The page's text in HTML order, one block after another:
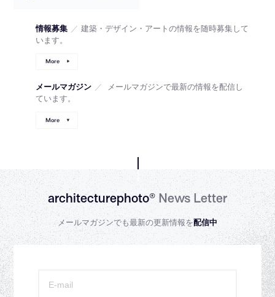
情報募集 ／ 建築・デザイン・アートの情報を随時募集して
います。
More
メールマガジン ／
メールマガジンで最新の情報を配信し
ています。
More
architecturephoto®News Letter
メールマガジンでも最新の更新情報を配信中